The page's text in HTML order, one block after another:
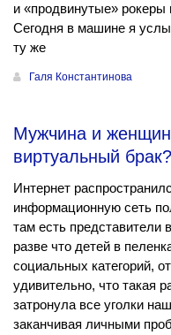
и «продвинутые»
Сегодня в машине я
ту же
Галя Константинова
Мужчина и
виртуальный брак?
Интернет
информационную сеть
там есть представители
разве что детей в
социальных категорий,
удивительно, что такая
затронула все уголки
заканчивая личными